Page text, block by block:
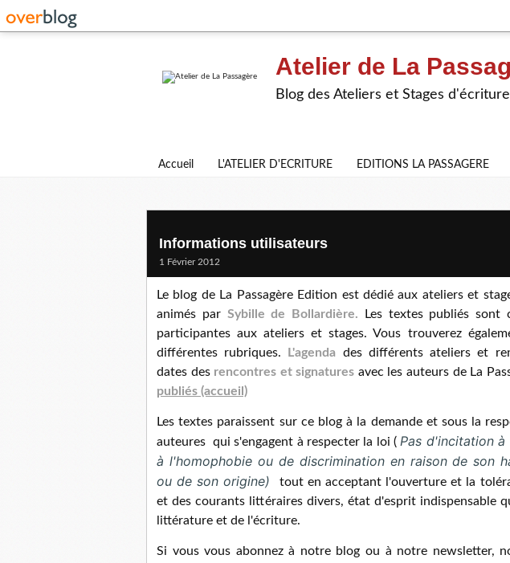
Atelier de La
Blog des Ateliers et Stages
Accueil L'ATELIER D'ECRITURE EDITIONS LA PASSAGERE
Informations utilisateurs
1 Février 2012
Le blog de La Passagère Edition est dédié aux ateliers et
animés par Sybille de Bollardière. Les textes publiés sont
participantes aux ateliers et stages. Vous trouverez
différentes rubriques.
L'agenda des différents ateliers et
dates des rencontres et signatures avec les auteurs de La
publiés (accueil)
Les textes paraissent sur ce blog à la demande et sous la
auteures qui s'engagent à respecter la loi ( Pas d'incitation à
à l'homophobie ou de discrimination en raison de son
ou de son origine)
tout en acceptant l'ouverture et la
et des courants littéraires divers, état d'esprit indispensable
littérature et de l'écriture.
Si vous vous abonnez à notre blog ou à notre newsletter,